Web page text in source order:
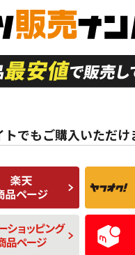
品）
S
距離も少なく、
つ傷もほとんど
ない中古品
A
な中古品
的きれいな中古
品
C
感や目立つ傷が
、一般的な中古
品
D
トでもご購入いただけ